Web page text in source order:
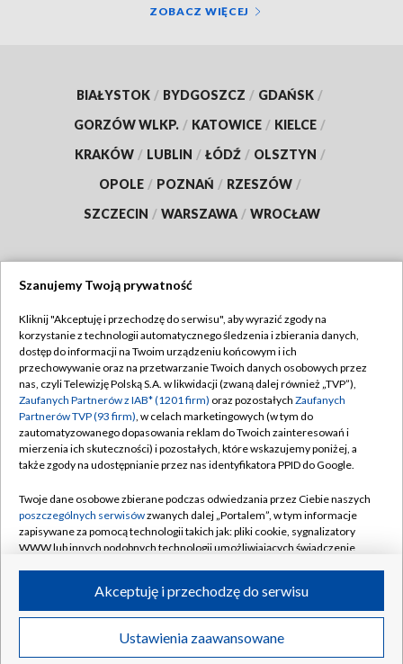
ZOBACZ WIĘCEJ
BIAŁYSTOK / BYDGOSZCZ / GDAŃSK /
GORZÓW WLKP. / KATOWICE / KIELCE /
KRAKÓW / LUBLIN / ŁÓDŹ / OLSZTYN /
OPOLE / POZNAŃ / RZESZÓW /
SZCZECIN / WARSZAWA / WROCŁAW
TVP
Abonament TVP
Emisja w TVP
Centrum informacji TVP
Naziemna Telewizja Cyfrowa
Rada Programowa
System NOS
Informacje o nadawcy
Program dla prasy
Ogłoszenie przetargowe
Regulamin TVP
Polityka prywatności
Moje zgody
Pomoc
Kontakt
Kanały
©2026 Telewizja Polska S.A. w likwidacji
Szanujemy Twoją prywatność
Kliknij "Akceptuję i przechodzę do serwisu", aby wyrazić zgody na
korzystanie z technologii automatycznego śledzenia i zbierania danych,
dostęp do informacji na Twoim urządzeniu końcowym i ich
przechowywanie oraz na przetwarzanie Twoich danych osobowych przez
nas, czyli Telewizję Polską S.A. w likwidacji (zwaną dalej również „TVP”),
Zaufanych Partnerów z IAB* (1201 firm) oraz pozostałych Zaufanych
Partnerów TVP (93 firm), w celach marketingowych (w tym do
zautomatyzowanego dopasowania reklam do Twoich zainteresowań i
mierzenia ich skuteczności) i pozostałych, które wskazujemy poniżej, a
także zgody na udostępnianie przez nas identyfikatora PPID do Google.
Twoje dane osobowe zbierane podczas odwiedzania przez Ciebie naszych
poszczególnych serwisówzwanych dalej „Portalem”, w tym informacje
zapisywane za pomocą technologii takich jak: pliki cookie, sygnalizatory
WWW lub innych podobnych technologii umożliwiających świadczenie
ruchu w Internecie.
Twoje dane osobowe zbierane podczas odwiedzania przez Ciebie
poszczególnych serwisówna Portalu, takie jak adresy IP, identyfikatory
Ustawienia zaawansowane
Akceptuję i przechodzę do serwisu